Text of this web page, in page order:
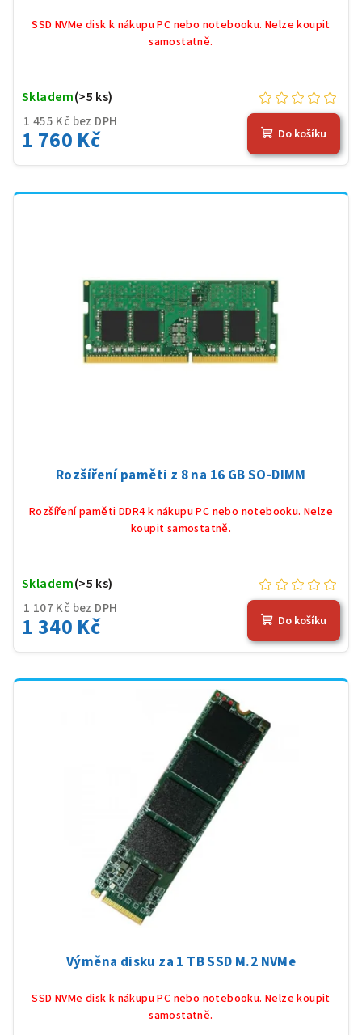
SSD NVMe disk k nákupu PC nebo notebooku. Nelze koupit
samostatně.
1 455 Kč bez DPH
1 760 Kč
Skladem(>5 ks)
Do košíku
Rozšíření paměti z 8 na 16 GB SO-DIMM
Rozšíření paměti DDR4 k nákupu PC nebo notebooku. Nelze
koupit samostatně.
1 107 Kč bez DPH
1 340 Kč
Skladem(>5 ks)
Do košíku
Výměna disku za 1 TB SSD M.2 NVMe
SSD NVMe disk k nákupu PC nebo notebooku. Nelze koupit
samostatně.